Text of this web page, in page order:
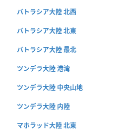
バトラシア大陸 北西
バトラシア大陸 北東
バトラシア大陸 最北
ツンデラ大陸 港湾
ツンデラ大陸 中央山地
ツンデラ大陸 内陸
マホラッド大陸 北東